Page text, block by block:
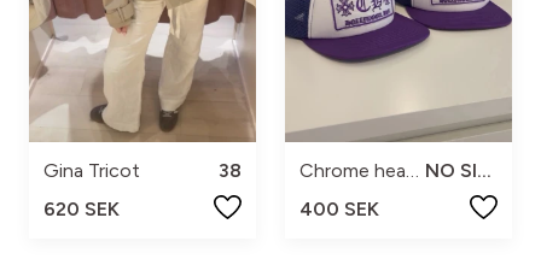
Gina Tricot
38
620 SEK
Chrome hearts
NO SIZE
400 SEK